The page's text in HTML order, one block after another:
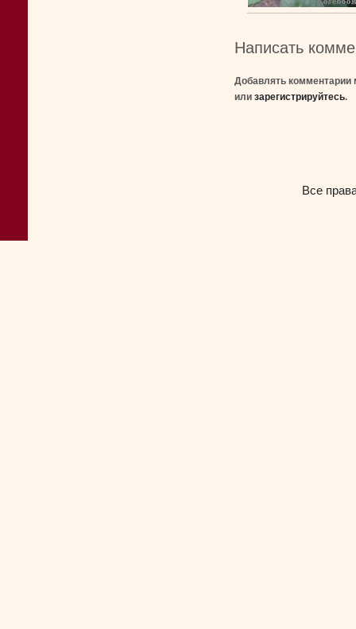
Написать
Добавлять комментарии
или зарегистрируйтесь.
Все